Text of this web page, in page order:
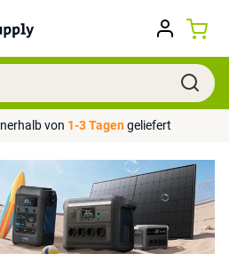
von 1-3 Tagengeliefert